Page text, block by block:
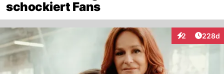
schockiert Fans
2
Interaktionen
228d